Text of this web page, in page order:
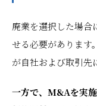
廃業を選択した場合
せる必要があります
が自社および取引先
一方で、M&Aを実